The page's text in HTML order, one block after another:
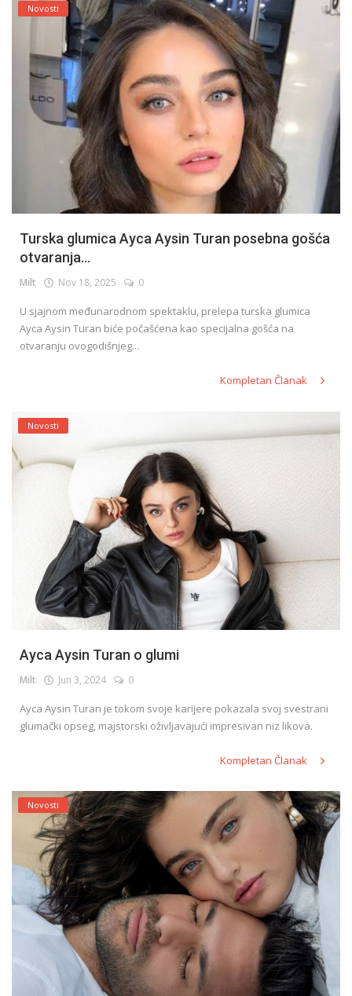
Novosti
Turska glumica Ayca Aysin Turan posebna gošća
otvaranja...
Milt Nov 18, 2025 0
U sjajnom međunarodnom spektaklu, prelepa turska glumica
Ayca Aysin Turan biće počašćena kao specijalna gošća na
otvaranju ovogodišnjeg...
Kompletan Članak
Novosti
Ayca Aysin Turan o glumi
Milt Jun 3, 2024 0
Ayca Aysin Turan je tokom svoje karijere pokazala svoj svestrani
glumački opseg, majstorski oživljavajući impresivan niz likova.
Kompletan Članak
Novosti